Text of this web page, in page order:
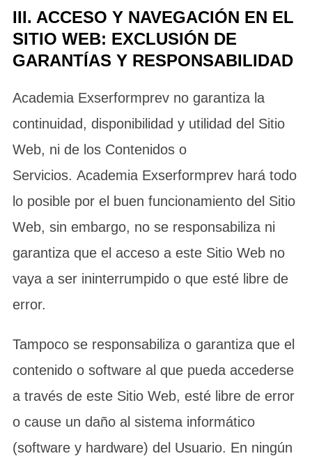
III. ACCESO Y NAVEGACIÓN EN EL
SITIO WEB: EXCLUSIÓN DE
GARANTÍAS Y RESPONSABILIDAD
Academia Exserformprev no garantiza la
continuidad, disponibilidad y utilidad del Sitio
Web, ni de los Contenidos o
Servicios. Academia Exserformprev hará todo
lo posible por el buen funcionamiento del Sitio
Web, sin embargo, no se responsabiliza ni
garantiza que el acceso a este Sitio Web no
vaya a ser ininterrumpido o que esté libre de
error.
Tampoco se responsabiliza o garantiza que el
contenido o software al que pueda accederse
a través de este Sitio Web, esté libre de error
o cause un daño al sistema informático
(software y hardware) del Usuario. En ningún